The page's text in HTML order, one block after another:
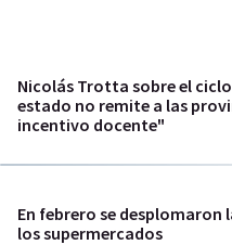
Nicolás Trotta sobre el
estado no remite a las
incentivo docente"
En febrero se desplomaron
los supermercados